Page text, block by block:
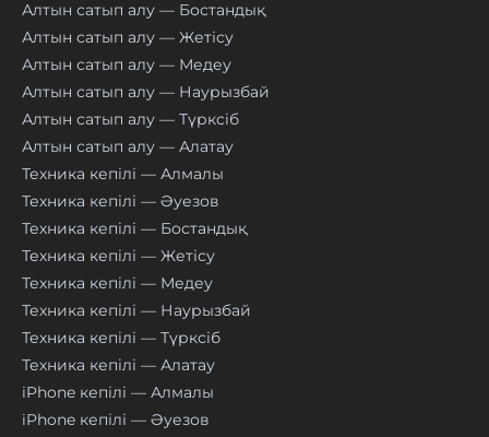
Алтын сатып алу — Бостандық
Алтын сатып алу — Жетісу
Алтын сатып алу — Медеу
Алтын сатып алу — Наурызбай
Алтын сатып алу — Түрксіб
Алтын сатып алу — Алатау
Техника кепілі — Алмалы
Техника кепілі — Әуезов
Техника кепілі — Бостандық
Техника кепілі — Жетісу
Техника кепілі — Медеу
Техника кепілі — Наурызбай
Техника кепілі — Түрксіб
Техника кепілі — Алатау
iPhone кепілі — Алмалы
iPhone кепілі — Әуезов